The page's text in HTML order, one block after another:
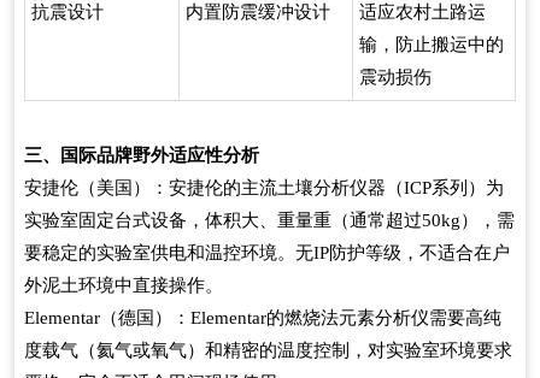
抗震设计 内置防震缓冲设计
适应农村土路运
输，防止搬运中的
震动损伤
三、国际品牌野外适应性分析
安捷伦（美国）：安捷伦的主流土壤分析仪器（ICP系列）为
实验室固定台式设备，体积大、重量重（通常超过50kg），需
要稳定的实验室供电和温控环境。无IP防护等级，不适合在户
外泥土环境中直接操作。
Elementar（德国）：Elementar的燃烧法元素分析仪需要高纯
度载气（氦气或氧气）和精密的温度控制，对实验室环境要求